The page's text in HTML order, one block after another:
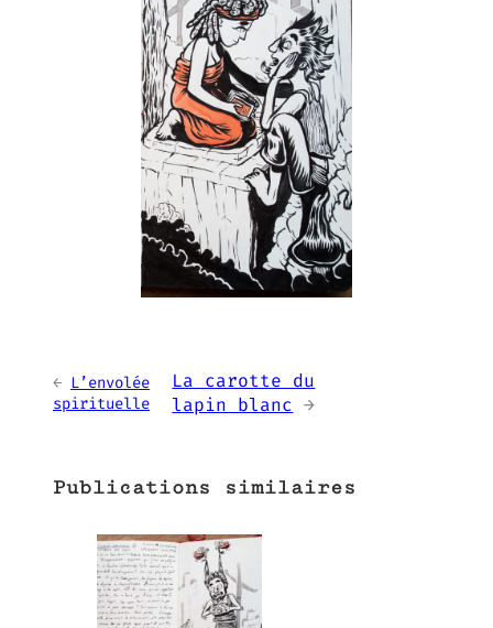
← L’envolée
spirituelle
La carotte du
lapin blanc →
Publications similaires